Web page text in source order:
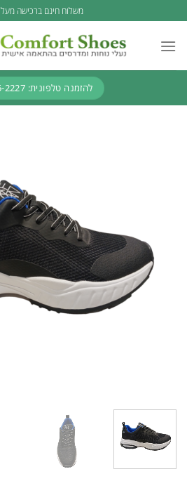
to
content
משלוח חינם ברכישה מעל ₪299
להזמנה טלפונית: 053-585-2227